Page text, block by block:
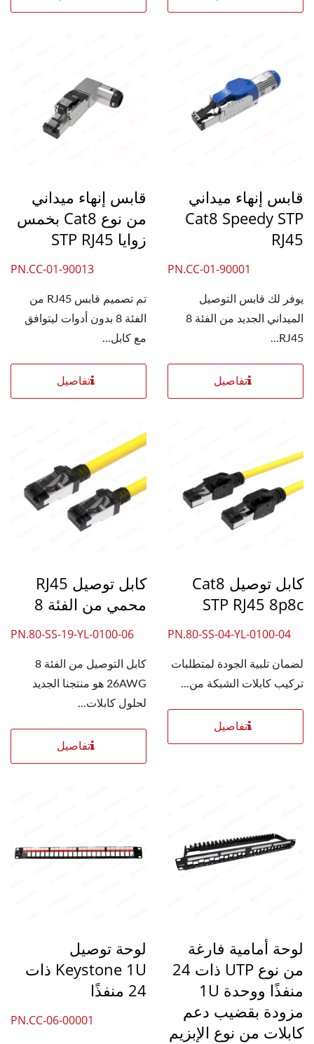
قابس إنهاء ميداني
Cat8 Speedy STP
RJ45
PN.CC-01-90001
يوفر لك قابس التوصيل
الميداني الجديد من الفئة 8
RJ45...
تفاصيل
قابس إنهاء ميداني
من نوع Cat8 بخمس
زوايا STP RJ45
PN.CC-01-90013
تم تصميم قابس RJ45 من
الفئة 8 بدون أدوات ليتوافق
مع كابل...
تفاصيل
كابل توصيل Cat8
STP RJ45 8p8c
PN.80-SS-04-YL-0100-04
لضمان تلبية الجودة لمتطلبات
تركيب كابلات الشبكة من...
تفاصيل
كابل توصيل RJ45
محمي من الفئة 8
PN.80-SS-19-YL-0100-06
كابل التوصيل من الفئة 8
26AWG هو منتجنا الجديد
لحلول كابلات...
تفاصيل
لوحة أمامية فارغة
من نوع UTP ذات 24
منفذًا ووحدة 1U
مزودة بقضيب دعم
كابلات من نوع الإبزيم
لوحة توصيل
Keystone 1U ذات
24 منفذًا
PN.CC-06-00001